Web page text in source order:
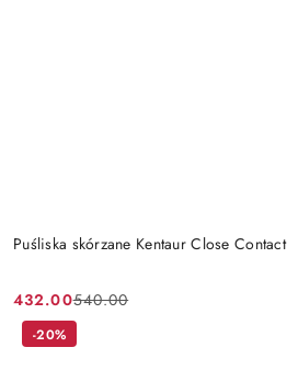
Puśliska skórzane Kentaur Close Contact
Cena
promocyjna:
432.00
Cena
przed
540.00
-20%